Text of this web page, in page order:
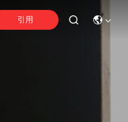
引用